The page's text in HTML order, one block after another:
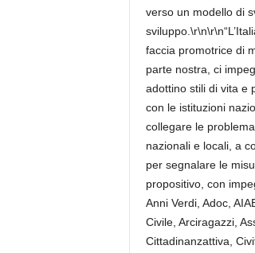
verso un modello di
faccia promotrice di
parte nostra, ci
adottino stili di vita e
con le istituzioni
collegare le
nazionali e locali, a
per segnalare le
propositivo, con
Anni Verdi, Adoc,
Civile, Arciragazzi,
Cittadinanzattiva,